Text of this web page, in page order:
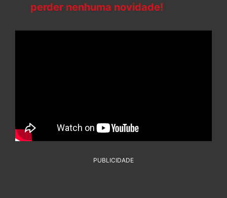
perder nenhuma novidade!
PUBLICIDADE